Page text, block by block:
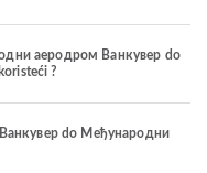
аеродром Ванкувер do
?
do Међународни